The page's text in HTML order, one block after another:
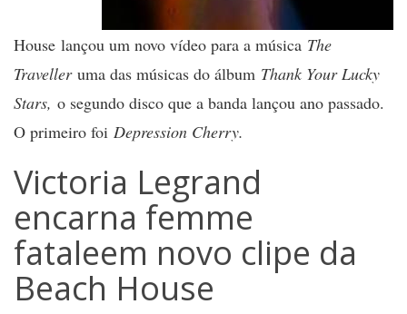
House lançou um novo vídeo para a música The
Traveller uma das músicas do álbum Thank Your Lucky
Stars, o segundo disco que a banda lançou ano passado.
O primeiro foi Depression Cherry.
Victoria Legrand
encarna femme
fataleem novo clipe da
Beach House